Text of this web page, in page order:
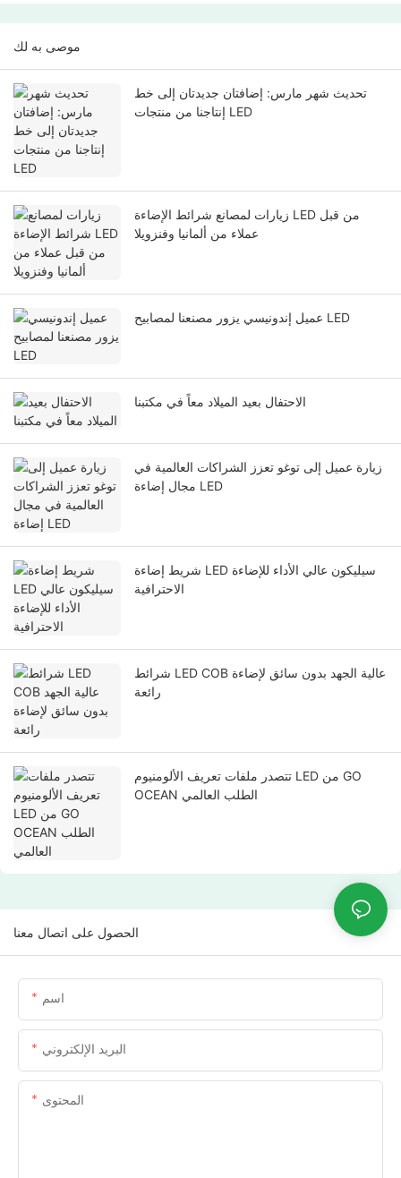
موصى به لك
تحديث شهر مارس: إضافتان جديدتان إلى خط
إنتاجنا من منتجات LED
زيارات لمصانع شرائط الإضاءة LED من قبل
عملاء من ألمانيا وفنزويلا
عميل إندونيسي يزور مصنعنا لمصابيح LED
الاحتفال بعيد الميلاد معاً في مكتبنا
زيارة عميل إلى توغو تعزز الشراكات العالمية في
مجال إضاءة LED
شريط إضاءة LED سيليكون عالي الأداء للإضاءة
الاحترافية
شرائط LED COB عالية الجهد بدون سائق لإضاءة
رائعة
تتصدر ملفات تعريف الألومنيوم LED من GO
OCEAN الطلب العالمي
الحصول على اتصال معنا
اسم
البريد الإلكتروني
المحتوى